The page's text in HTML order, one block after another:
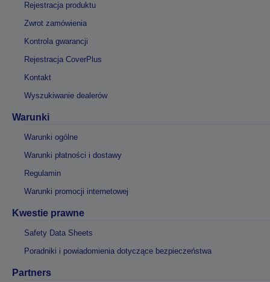
Rejestracja produktu
Zwrot zamówienia
Kontrola gwarancji
Rejestracja CoverPlus
Kontakt
Wyszukiwanie dealerów
Warunki
Warunki ogólne
Warunki płatności i dostawy
Regulamin
Warunki promocji internetowej
Kwestie prawne
Safety Data Sheets
Poradniki i powiadomienia dotyczące bezpieczeństwa
Partners